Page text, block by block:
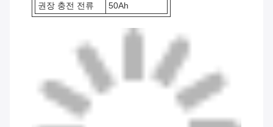
권장 충전 전류
50Ah